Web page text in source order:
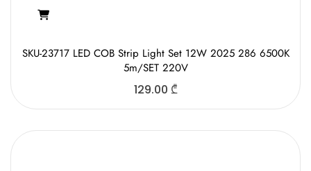
SKU-23717 LED COB Strip Light Set 12W 2025 286 6500K
5m/SET 220V
129.00 ₾